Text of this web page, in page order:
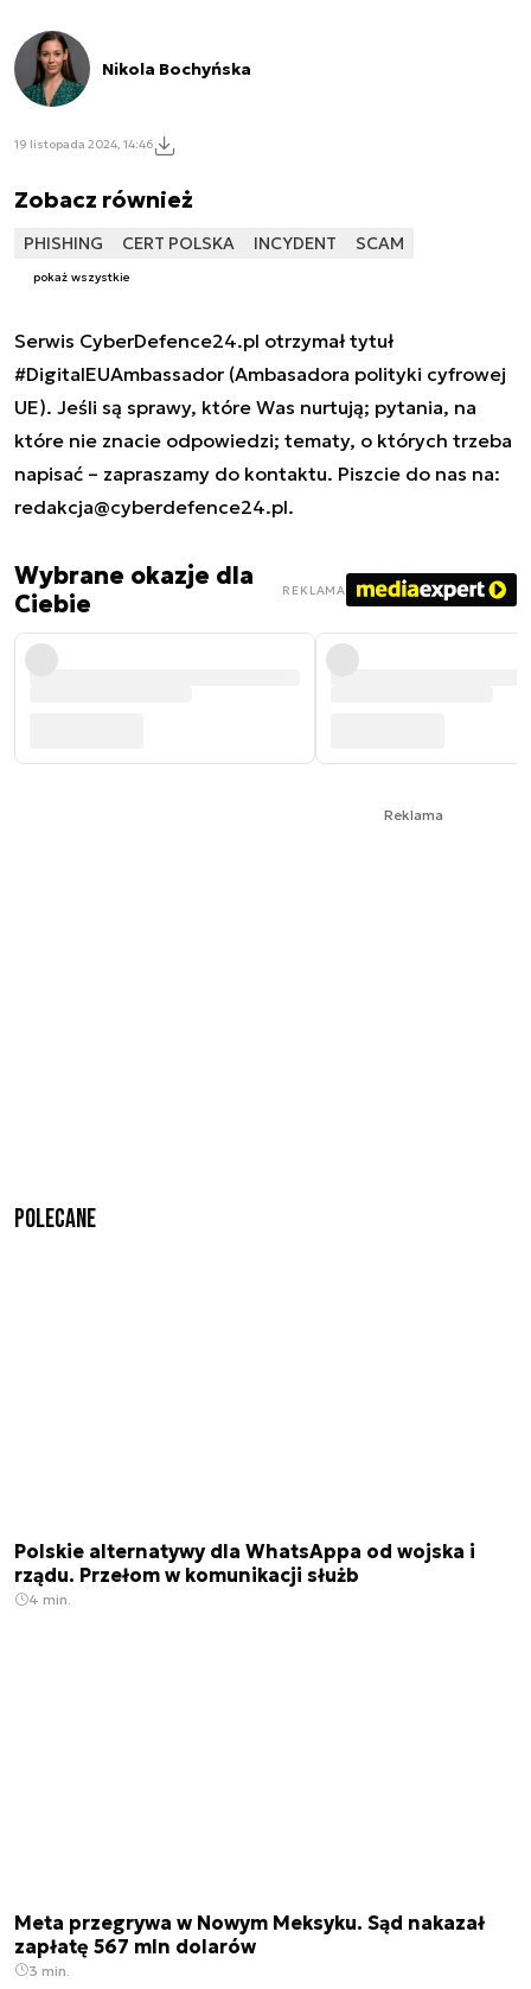
Nikola Bochyńska
19 listopada 2024, 14:46
Zobacz również
PHISHING CERT POLSKA INCYDENT SCAM
pokaż wszystkie
Serwis CyberDefence24.pl otrzymał tytuł
#DigitalEUAmbassador (Ambasadora polityki cyfrowej
UE). Jeśli są sprawy, które Was nurtują; pytania, na
które nie znacie odpowiedzi; tematy, o których trzeba
napisać – zapraszamy do kontaktu. Piszcie do nas na:
redakcja@cyberdefence24.pl.
Wybrane okazje dla
Ciebie
REKLAMA
Reklama
Polecane
Polskie alternatywy dla WhatsAppa od wojska i
rządu. Przełom w komunikacji służb
4 min.
Meta przegrywa w Nowym Meksyku. Sąd nakazał
zapłatę 567 mln dolarów
3 min.